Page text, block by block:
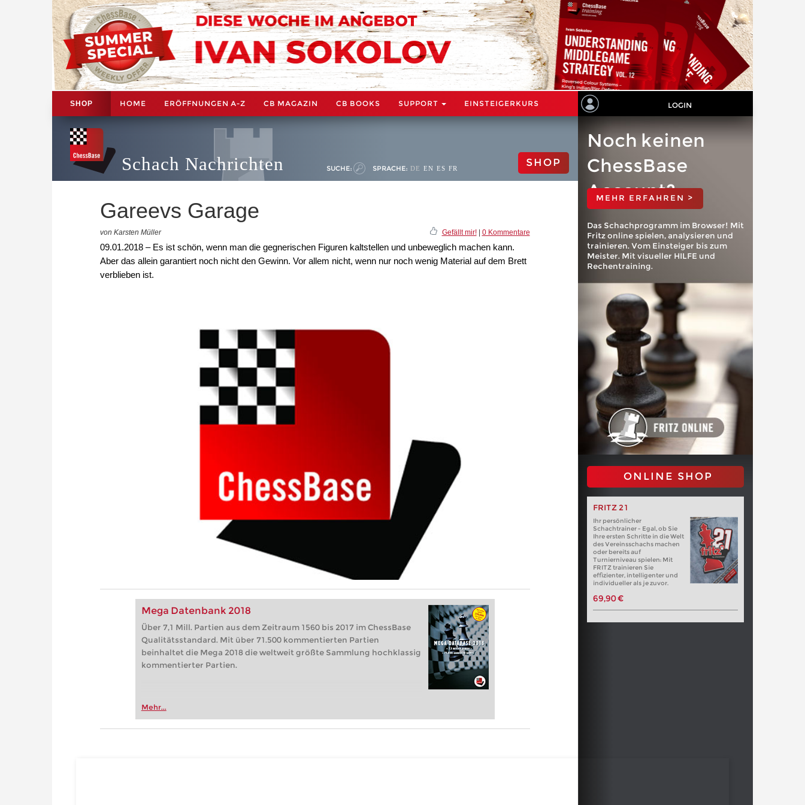
SHOP HOME ERÖFFNUNGEN A-Z CB MAGAZIN CB BOOKS SUPPORT EINSTEIGERKURS LOGIN
Schach Nachrichten SUCHE: SPRACHE: DE EN ES FR SHOP
Gareevs Garage
von Karsten Müller Gefällt mir!| 0 Kommentare
09.01.2018 – Es ist schön, wenn man die gegnerischen Figuren kaltstellen und unbeweglich machen kann.
Aber das allein garantiert noch nicht den Gewinn. Vor allem nicht, wenn nur noch wenig Material auf dem Brett
verblieben ist.
Mega Datenbank 2018
Über 7,1 Mill. Partien aus dem Zeitraum 1560 bis 2017 im ChessBase
Qualitätsstandard. Mit über 71.500 kommentierten Partien
beinhaltet die Mega 2018 die weltweit größte Sammlung hochklassig
kommentierter Partien.
Mehr...
Noch keinen
ChessBase
Account?
MEHR ERFAHREN >
Das Schachprogramm im Browser! Mit
Fritz online spielen, analysieren und
trainieren. Vom Einsteiger bis zum
Meister. Mit visueller HILFE und
Rechentraining.
ONLINE SHOP
FRITZ 21
Ihr persönlicher
Schachtrainer - Egal, ob Sie
Ihre ersten Schritte in die Welt
des Vereinsschachs machen
oder bereits auf
Turnierniveau spielen: Mit
FRITZ trainieren Sie
effizienter, intelligenter und
individueller als je zuvor.
69,90 €